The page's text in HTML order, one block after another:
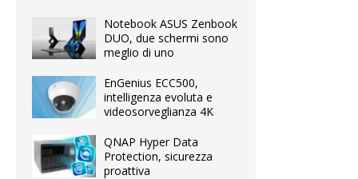
Notebook ASUS Zenbook
DUO, due schermi sono
meglio di uno
EnGenius ECC500,
intelligenza evoluta e
videosorveglianza 4K
QNAP Hyper Data
Protection, sicurezza
proattiva